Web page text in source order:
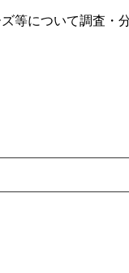
等について調査・